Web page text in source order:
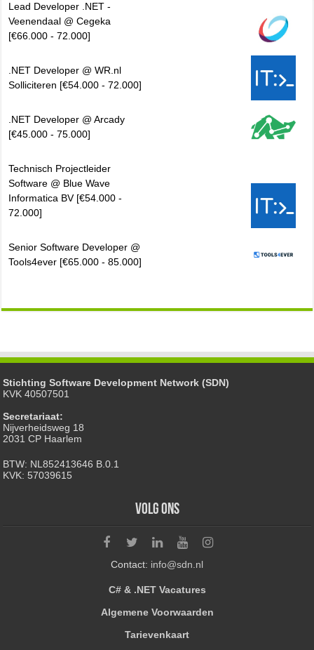
Lead Developer .NET -
Veenendaal @ Cegeka
[€66.000 - 72.000]
.NET Developer @ WR.nl
Solliciteren [€54.000 - 72.000]
.NET Developer @ Arcady
[€45.000 - 75.000]
Technisch Projectleider
Software @ Blue Wave
Informatica BV [€54.000 -
72.000]
Senior Software Developer @
Tools4ever [€65.000 - 85.000]
Stichting Software Development Network (SDN)
KVK 40507501
Secretariaat:
Nijverheidsweg 18
2031 CP Haarlem
BTW: NL852413646 B.0.1
KVK: 57039615
Volg ons
Contact: info@sdn.nl
C# & .NET Vacatures
Algemene Voorwaarden
Tarievenkaart